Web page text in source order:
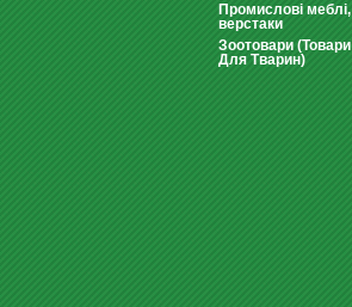
Промислові меблі,
верстаки
Зоотовари (Товари
Для Тварин)